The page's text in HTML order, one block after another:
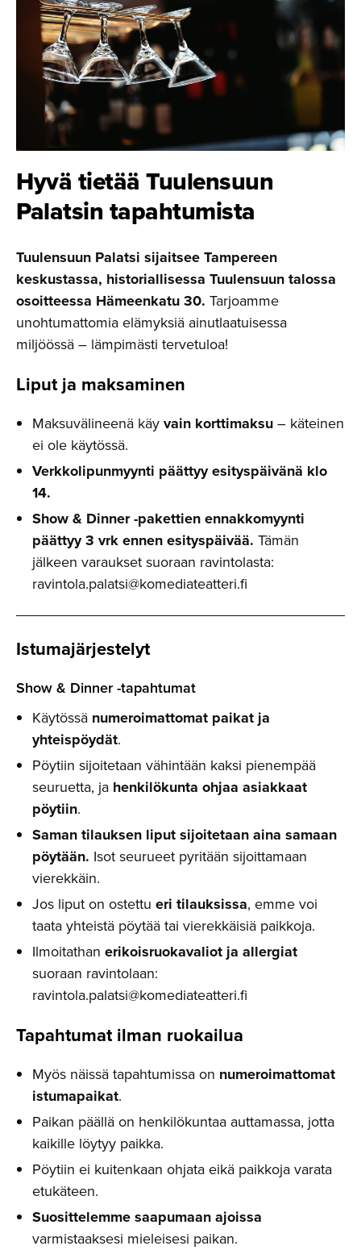
Hyvä tietää Tuulensuun
Palatsin tapahtumista
Tuulensuun Palatsi sijaitsee Tampereen
keskustassa, historiallisessa Tuulensuun talossa
osoitteessa Hämeenkatu 30. Tarjoamme
unohtumattomia elämyksiä ainutlaatuisessa
miljöössä – lämpimästi tervetuloa!
Liput ja maksaminen
Maksuvälineenä käyvain korttimaksu– käteinen
ei ole käytössä.
Verkkolipunmyynti päättyy esityspäivänä klo
14.
Show & Dinner -pakettien ennakkomyynti
päättyy 3 vrk ennen esityspäivää. Tämän
jälkeen varaukset suoraan ravintolasta:
ravintola.palatsi@komediateatteri.fi
Istumajär­jestelyt
Show & Dinner -tapahtumat
Käytössä numeroimattomat paikat ja
yhteispöydät.
Pöytiin sijoitetaan vähintään kaksi pienempää
seuruetta, ja henkilökunta ohjaa asiakkaat
pöytiin.
Saman tilauksen liput sijoitetaan aina samaan
pöytään. Isot seurueet pyritään sijoittamaan
vierekkäin.
Jos liput on ostettu eri tilauksissa, emme voi
taata yhteistä pöytää tai vierekkäisiä paikkoja.
Ilmoitathan erikoisruokavaliot ja allergiat
suoraan ravintolaan:
ravintola.palatsi@komediateatteri.fi
Tapahtumat ilman ruokailua
Myös näissä tapahtumissa on numeroimattomat
istumapaikat.
Paikan päällä on henkilökuntaa auttamassa, jotta
kaikille löytyy paikka.
Pöytiin ei kuitenkaan ohjata eikä paikkoja varata
etukäteen.
Suosittelemme saapumaan ajoissa
varmistaaksesi mieleisesi paikan.